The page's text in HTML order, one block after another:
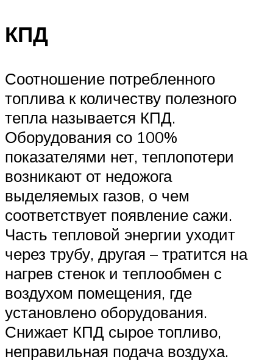
КПД
Соотношение потребленного
топлива к количеству полезного
тепла называется КПД.
Оборудования со 100%
показателями нет, теплопотери
возникают от недожога
выделяемых газов, о чем
соответствует появление сажи.
Часть тепловой энергии уходит
через трубу, другая – тратится на
нагрев стенок и теплообмен с
воздухом помещения, где
установлено оборудования.
Снижает КПД сырое топливо,
неправильная подача воздуха.